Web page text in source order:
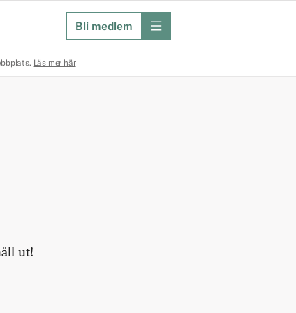
Bli medlem meny
Läs mer här
ut!